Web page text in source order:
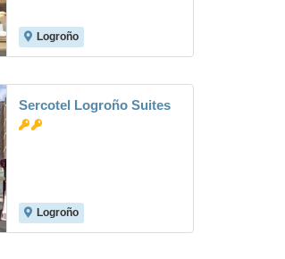
Logroño
Sercotel Logroño Suites
Logroño